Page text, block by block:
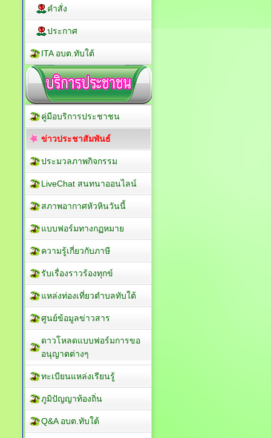
คำสั่ง
ประกาศ
ITA อบต.ทับใต้
คู่มือบริการประชาชน
ข่าวประชาสัมพันธ์
ประมวลภาพกิจกรรม
LiveChat สนทนาออนไลน์
สภาพอากาศหัวหินวันนี้
แบบฟอร์มทางกฏหมาย
ความรู้เกี่ยวกับภาษี
รับเรื่องราวร้องทุกข์
แหล่งท่องเที่ยวตำบลทับใต้
ศูนย์ข้อมูลข่าวสาร
ดาวโหลดแบบฟอร์มการขอ
อนุญาตต่างๆ
ทะเบียนแหล่งเรียนรู้
ภูมิปัญญาท้องถิ่น
Q&A อบต.ทับใต้